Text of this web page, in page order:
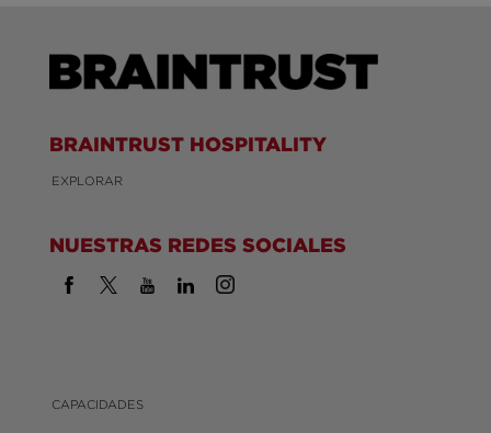
BRAINTRUST HOSPITALITY
EXPLORAR
NUESTRAS REDES SOCIALES
CAPACIDADES